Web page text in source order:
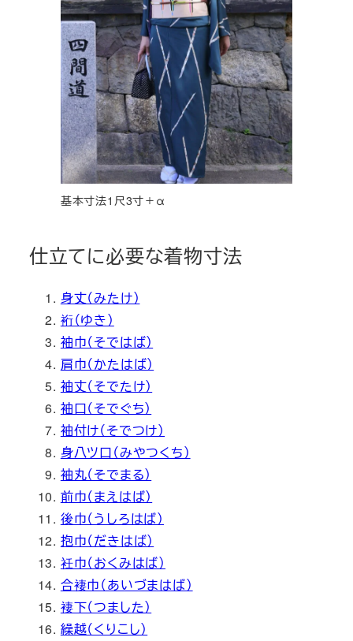
基本寸法1尺3寸＋α
仕立てに必要な着物寸法
身丈（みたけ）
裄（ゆき）
袖巾（そではば）
肩巾（かたはば）
袖丈（そでたけ）
袖口（そでぐち）
袖付け（そでつけ）
身八ツ口（みやつくち）
袖丸（そでまる）
前巾（まえはば）
後巾（うしろはば）
抱巾（だきはば）
衽巾（おくみはば）
合褄巾（あいづまはば）
褄下（つました）
繰越（くりこし）